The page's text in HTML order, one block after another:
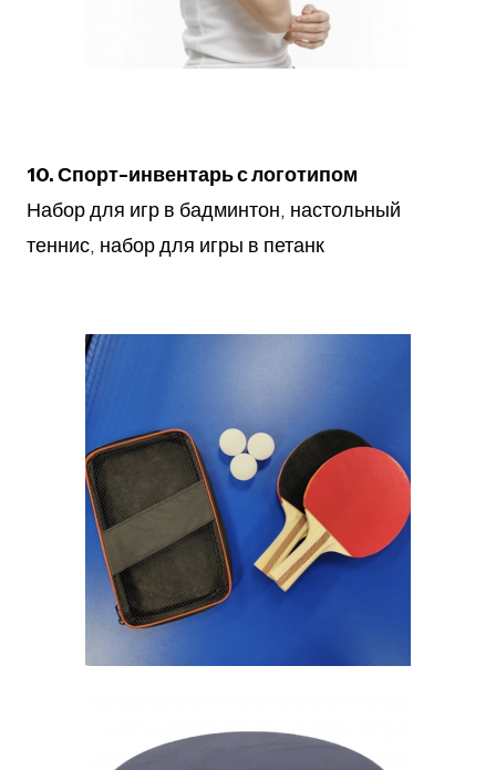
10. Спорт-инвентарь с логотипом
Набор для игр в бадминтон, настольный
теннис, набор для игры в петанк